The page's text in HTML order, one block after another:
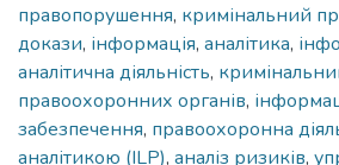
правопорушення, кримінальний
докази, інформація, аналітика,
аналітична діяльність,
правоохоронних органів,
забезпечення, правоохоронна
аналітикою (ILP), аналіз ризиків,